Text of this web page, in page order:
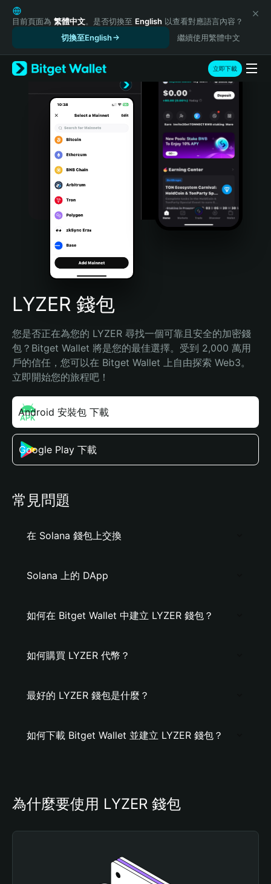
English
日本語
Русский
Español (Latinoamérica)
Türkçe
Português (Portugal)
Bahasa Indonesia
Português (Brasil)
Español (Argentina)
目前頁面為 繁體中文。是否切換至 English 以查看對應語言內容？
切換至English
繼續使用繁體中文
立即下載
LYZER 錢包
您是否正在為您的 LYZER 尋找一個可靠且安全的加密錢
包？Bitget Wallet 將是您的最佳選擇。受到 2,000 萬用
戶的信任，您可以在 Bitget Wallet 上自由探索 Web3。
立即開始您的旅程吧！
Android 安裝包 下載
Google Play 下載
常見問題
在 Solana 錢包上交換
Solana 上的 DApp
如何在 Bitget Wallet 中建立 LYZER 錢包？
如何購買 LYZER 代幣？
最好的 LYZER 錢包是什麼？
如何下載 Bitget Wallet 並建立 LYZER 錢包？
為什麼要使用 LYZER 錢包